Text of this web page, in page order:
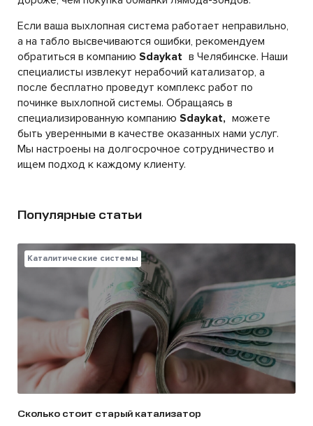
Если ваша выхлопная система работает неправильно,
а на табло высвечиваются ошибки, рекомендуем
обратиться в компанию Sdaykat в Челябинске. Наши
специалисты извлекут нерабочий катализатор, а
после бесплатно проведут комплекс работ по
починке выхлопной системы. Обращаясь в
специализированную компанию Sdaykat, можете
быть уверенными в качестве оказанных нами услуг.
Мы настроены на долгосрочное сотрудничество и
ищем подход к каждому клиенту.
Популярные статьи
Каталитические системы
Сколько стоит старый катализатор